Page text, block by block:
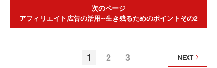
次のページ
アフィリエイト広告の活用‐‐生き残るためのポイントその2
1 2 3 NEXT